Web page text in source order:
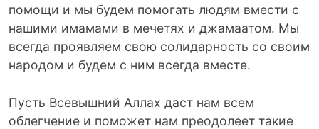
помощи и мы будем помогать людям вмести с
нашими имамами в мечетях и джамаатом. Мы
всегда проявляем свою солидарность со своим
народом и будем с ним всегда вместе.
Пусть Всевышний Аллах даст нам всем
облегчение и поможет нам преодолеет такие